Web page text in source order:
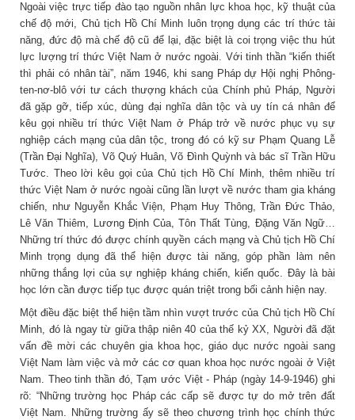
Ngoài việc trực tiếp đào tạo nguồn nhân lực khoa học, kỹ thuật của
chế độ mới, Chủ tịch Hồ Chí Minh luôn trọng dụng các trí thức tài
năng, đức độ mà chế độ cũ để lại, đặc biệt là coi trọng việc thu hút
lực lượng trí thức Việt Nam ở nước ngoài. Với tinh thần “kiến thiết
thì phải có nhân tài”, năm 1946, khi sang Pháp dự Hội nghị Phông-
ten-nơ-blô với tư cách thượng khách của Chính phủ Pháp, Người
đã gặp gỡ, tiếp xúc, dùng đại nghĩa dân tộc và uy tín cá nhân để
kêu gọi nhiều trí thức Việt Nam ở Pháp trở về nước phục vụ sự
nghiệp cách mạng của dân tộc, trong đó có kỹ sư Phạm Quang Lễ
(Trần Đại Nghĩa), Võ Quý Huân, Võ Đình Quỳnh và bác sĩ Trần Hữu
Tước. Theo lời kêu gọi của Chủ tịch Hồ Chí Minh, thêm nhiều trí
thức Việt Nam ở nước ngoài cũng lần lượt về nước tham gia kháng
chiến, như Nguyễn Khắc Viện, Phạm Huy Thông, Trần Đức Thảo,
Lê Văn Thiêm, Lương Định Của, Tôn Thất Tùng, Đặng Văn Ngữ…
Những trí thức đó được chính quyền cách mạng và Chủ tịch Hồ Chí
Minh trọng dụng đã thể hiện được tài năng, góp phần làm nên
những thắng lợi của sự nghiệp kháng chiến, kiến quốc. Đây là bài
học lớn cần được tiếp tục được quán triệt trong bối cảnh hiện nay.
Một điều đặc biệt thể hiện tầm nhìn vượt trước của Chủ tịch Hồ Chí
Minh, đó là ngay từ giữa thập niên 40 của thế kỷ XX, Người đã đặt
vấn đề mời các chuyên gia khoa học, giáo dục nước ngoài sang
Việt Nam làm việc và mở các cơ quan khoa học nước ngoài ở Việt
Nam. Theo tinh thần đó, Tạm ước Việt - Pháp (ngày 14-9-1946) ghi
rõ: “Những trường học Pháp các cấp sẽ được tự do mở trên đất
Việt Nam. Những trường ấy sẽ theo chương trình học chính thức